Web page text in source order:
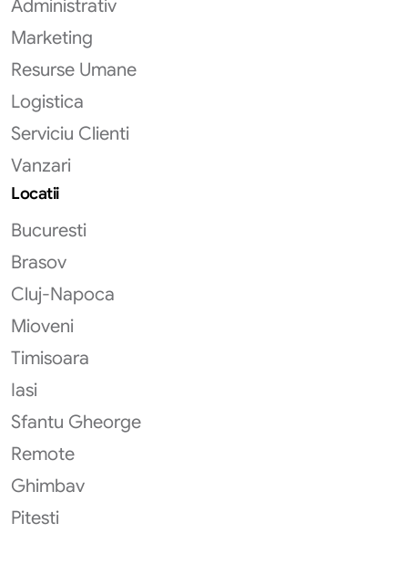
Administrativ
Marketing
Resurse Umane
Logistica
Serviciu Clienti
Vanzari
Locatii
Bucuresti
Brasov
Cluj-Napoca
Mioveni
Timisoara
Iasi
Sfantu Gheorge
Remote
Ghimbav
Pitesti